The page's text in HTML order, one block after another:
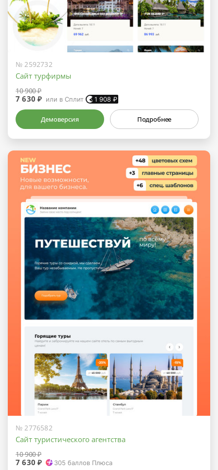
№ 2592732
Сайт турфирмы
10 900 ₽
7 630 ₽ или в Сплит 1 908 ₽
Демоверсия Подробнее
№ 2776582
Сайт туристического агентства
10 900 ₽
7 630 ₽ 305 баллов Плюса